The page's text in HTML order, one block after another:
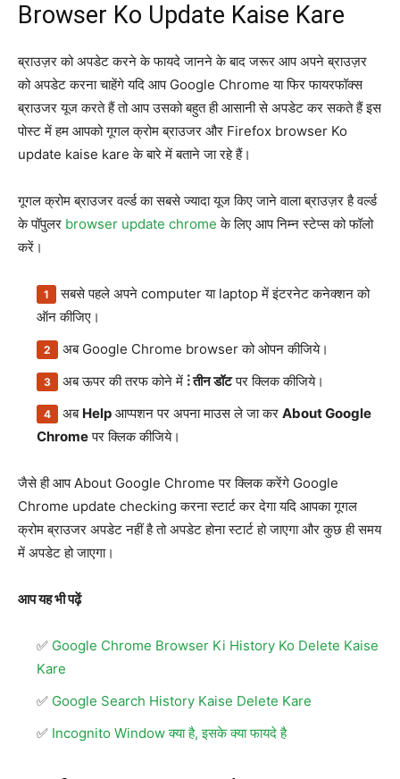
Browser Ko Update Kaise Kare
ब्राउज़र को अपडेट करने के फायदे जानने के बाद जरूर आप अपने ब्राउज़र
को अपडेट करना चाहेंगे यदि आप Google Chrome या फिर फायरफॉक्स
ब्राउजर यूज करते हैं तो आप उसको बहुत ही आसानी से अपडेट कर सकते हैं इस
पोस्ट में हम आपको गूगल क्रोम ब्राउजर और Firefox browser Ko
update kaise kare के बारे में बताने जा रहे हैं।
गूगल क्रोम ब्राउजर वर्ल्ड का सबसे ज्यादा यूज किए जाने वाला ब्राउज़र है वर्ल्ड
के पॉपुलर browser update chrome के लिए आप निम्न स्टेप्स को फॉलो
करें।
सबसे पहले अपने computer या laptop में इंटरनेट कनेक्शन को
ऑन कीजिए।
अब Google Chrome browser को ओपन कीजिये।
अब ऊपर की तरफ कोने में ⋮ तीन डॉटपर क्लिक कीजिये।
अब Help आप्पशन पर अपना माउस ले जा कर About Google
Chromeपर क्लिक कीजिये।
जैसे ही आप About Google Chrome पर क्लिक करेंगे Google
Chrome update checking करना स्टार्ट कर देगा यदि आपका गूगल
क्रोम ब्राउजर अपडेट नहीं है तो अपडेट होना स्टार्ट हो जाएगा और कुछ ही समय
में अपडेट हो जाएगा।
आप यह भी पढ़ें
Google Chrome Browser Ki History Ko Delete Kaise
Kare
Google Search History Kaise Delete Kare
Incognito Window क्या है, इसके क्या फायदे है